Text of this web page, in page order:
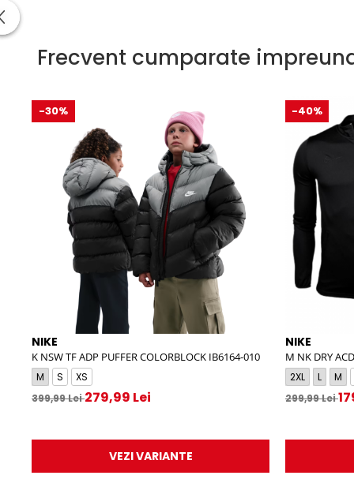
Frecvent cumparate
-30%
NIKE
K NSW TF ADP PUFFER COLORBLOCK IB6164-010
M S
XS
399,99 Lei279,99 Lei
VEZI VARIANTE
-40%
NIKE
M NK DRY
2XL L M
299,99 Lei